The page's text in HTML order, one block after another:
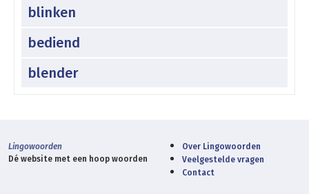
blinken
bediend
blender
Lingowoorden
Dé website met een hoop woorden
Over Lingowoorden
Veelgestelde vragen
Contact